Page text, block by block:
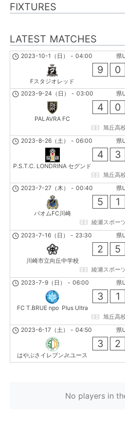
FIXTURES
LATEST MATCHES
県
2023-10-1（日） - 04:00
Fスタジオレッド
9 0
県
2023-9-24（日） - 03:00
PALAVRA FC
4 0
旭丘高
県
2023-8-26（土） - 06:00
P.S.T.C. LONDRINA セグンド
4 3
旭丘高
県
2023-7-27（木） - 00:40
バオムFC川崎
5 1
綾瀬スポー
県
2023-7-16（日） - 23:30
川崎市立向丘中学校
2 5
綾瀬スポー
県
2023-7-9（日） - 06:00
FC T.BRUE npo Plus Ultra
3 1
旭丘高
県
2023-6-17（土） - 04:50
はやぶさイレブンJr.ユース
3 2
No players in